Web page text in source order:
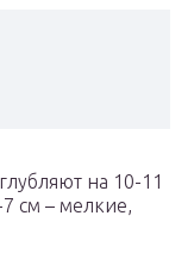
на 10-11
см – мелкие,